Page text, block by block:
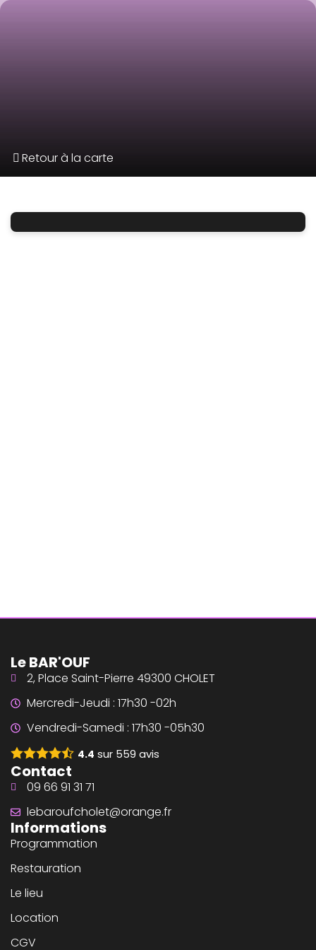
Retour à la carte
Le BAR'OUF
2, Place Saint-Pierre 49300 CHOLET
Mercredi-Jeudi : 17h30 -02h
Vendredi-Samedi : 17h30 -05h30
4.4 sur 559 avis
Contact
09 66 91 31 71
lebaroufcholet@orange.fr
Informations
Programmation
Restauration
Le lieu
Location
CGV